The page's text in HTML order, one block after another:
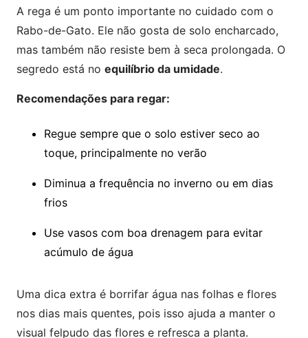
A rega é um ponto importante no cuidado com o
Rabo-de-Gato. Ele não gosta de solo encharcado,
mas também não resiste bem à seca prolongada. O
segredo está no equilíbrio da umidade.
Recomendações para regar:
Regue sempre que o solo estiver seco ao
toque, principalmente no verão
Diminua a frequência no inverno ou em dias
frios
Use vasos com boa drenagem para evitar
acúmulo de água
Uma dica extra é borrifar água nas folhas e flores
nos dias mais quentes, pois isso ajuda a manter o
visual felpudo das flores e refresca a planta.